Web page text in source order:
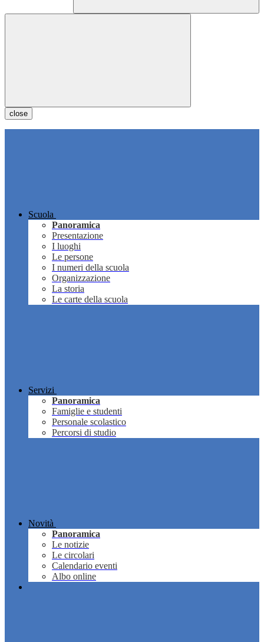
close
Scuola
Panoramica
Presentazione
I luoghi
Le persone
I numeri della scuola
Organizzazione
La storia
Le carte della scuola
Servizi
Panoramica
Famiglie e studenti
Personale scolastico
Percorsi di studio
Novità
Panoramica
Le notizie
Le circolari
Calendario eventi
Albo online